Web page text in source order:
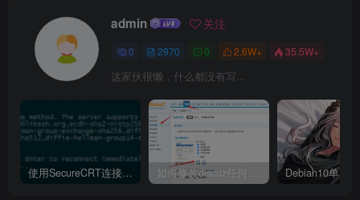
admin 关注
0 2970 0 2.6W+ 35.5W+
这家伙很懒，什么都没有写...
使用SecureCRT连接Ubuntu20.04报错：Key exchange failed. No compatible key exchange method. 如何修改discuz任何模板的编辑器默认字体类型和默认字体大小